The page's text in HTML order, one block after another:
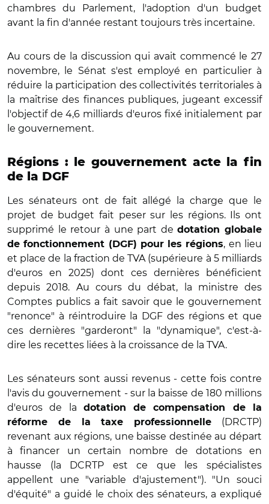
chambres du Parlement, l'adoption d'un budget
avant la fin d'année restant toujours très incertaine.
Au cours de la discussion qui avait commencé le 27
novembre, le Sénat s'est employé en particulier à
réduire la participation des collectivités territoriales à
la maîtrise des finances publiques, jugeant excessif
l'objectif de 4,6 milliards d'euros fixé initialement par
le gouvernement.
Régions : le gouvernement acte la fin
de la DGF
Les sénateurs ont de fait allégé la charge que le
projet de budget fait peser sur les régions. Ils ont
supprimé le retour à une part dedotation globale
de fonctionnement (DGF) pour les régions, en lieu
et place de la fraction de TVA (supérieure à 5 milliards
d'euros en 2025) dont ces dernières bénéficient
depuis 2018. Au cours du débat, la ministre des
Comptes publics a fait savoir que le gouvernement
"renonce" à réintroduire la DGF des régions et que
ces dernières "garderont" la "dynamique", c'est-à-
dire les recettes liées à la croissance de la TVA.
Les sénateurs sont aussi revenus - cette fois contre
l'avis du gouvernement - sur la baisse de 180 millions
d'euros de la
dotation de compensation de la
réforme de la taxe professionnelle
(DRCTP)
revenant aux régions, une baisse destinée au départ
à financer un certain nombre de dotations en
hausse (la DCRTP est ce que les spécialistes
appellent une "variable d'ajustement"). "Un souci
d'équité" a guidé le choix des sénateurs, a expliqué